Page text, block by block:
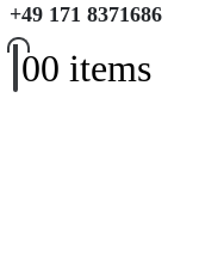
+49 171 8371686
00 items